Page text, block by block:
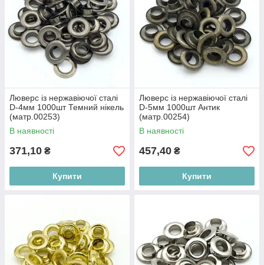
Люверс із нержавіючої сталі
D-4мм 1000шт Темний нікель
(матр.00253)
В наявності
371,10 ₴
Купити
Люверс із нержавіючої сталі
D-5мм 1000шт Антик
(матр.00254)
В наявності
457,40 ₴
Купити